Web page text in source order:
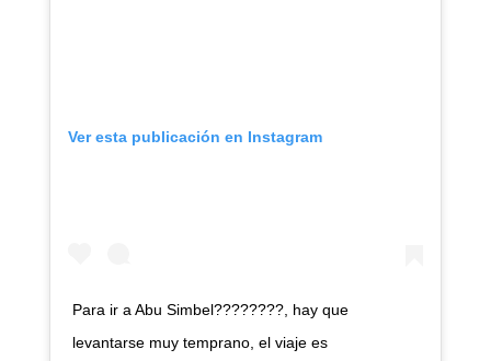
Ver esta publicación en Instagram
Para ir a Abu Simbel????????, hay que
levantarse muy temprano, el viaje es